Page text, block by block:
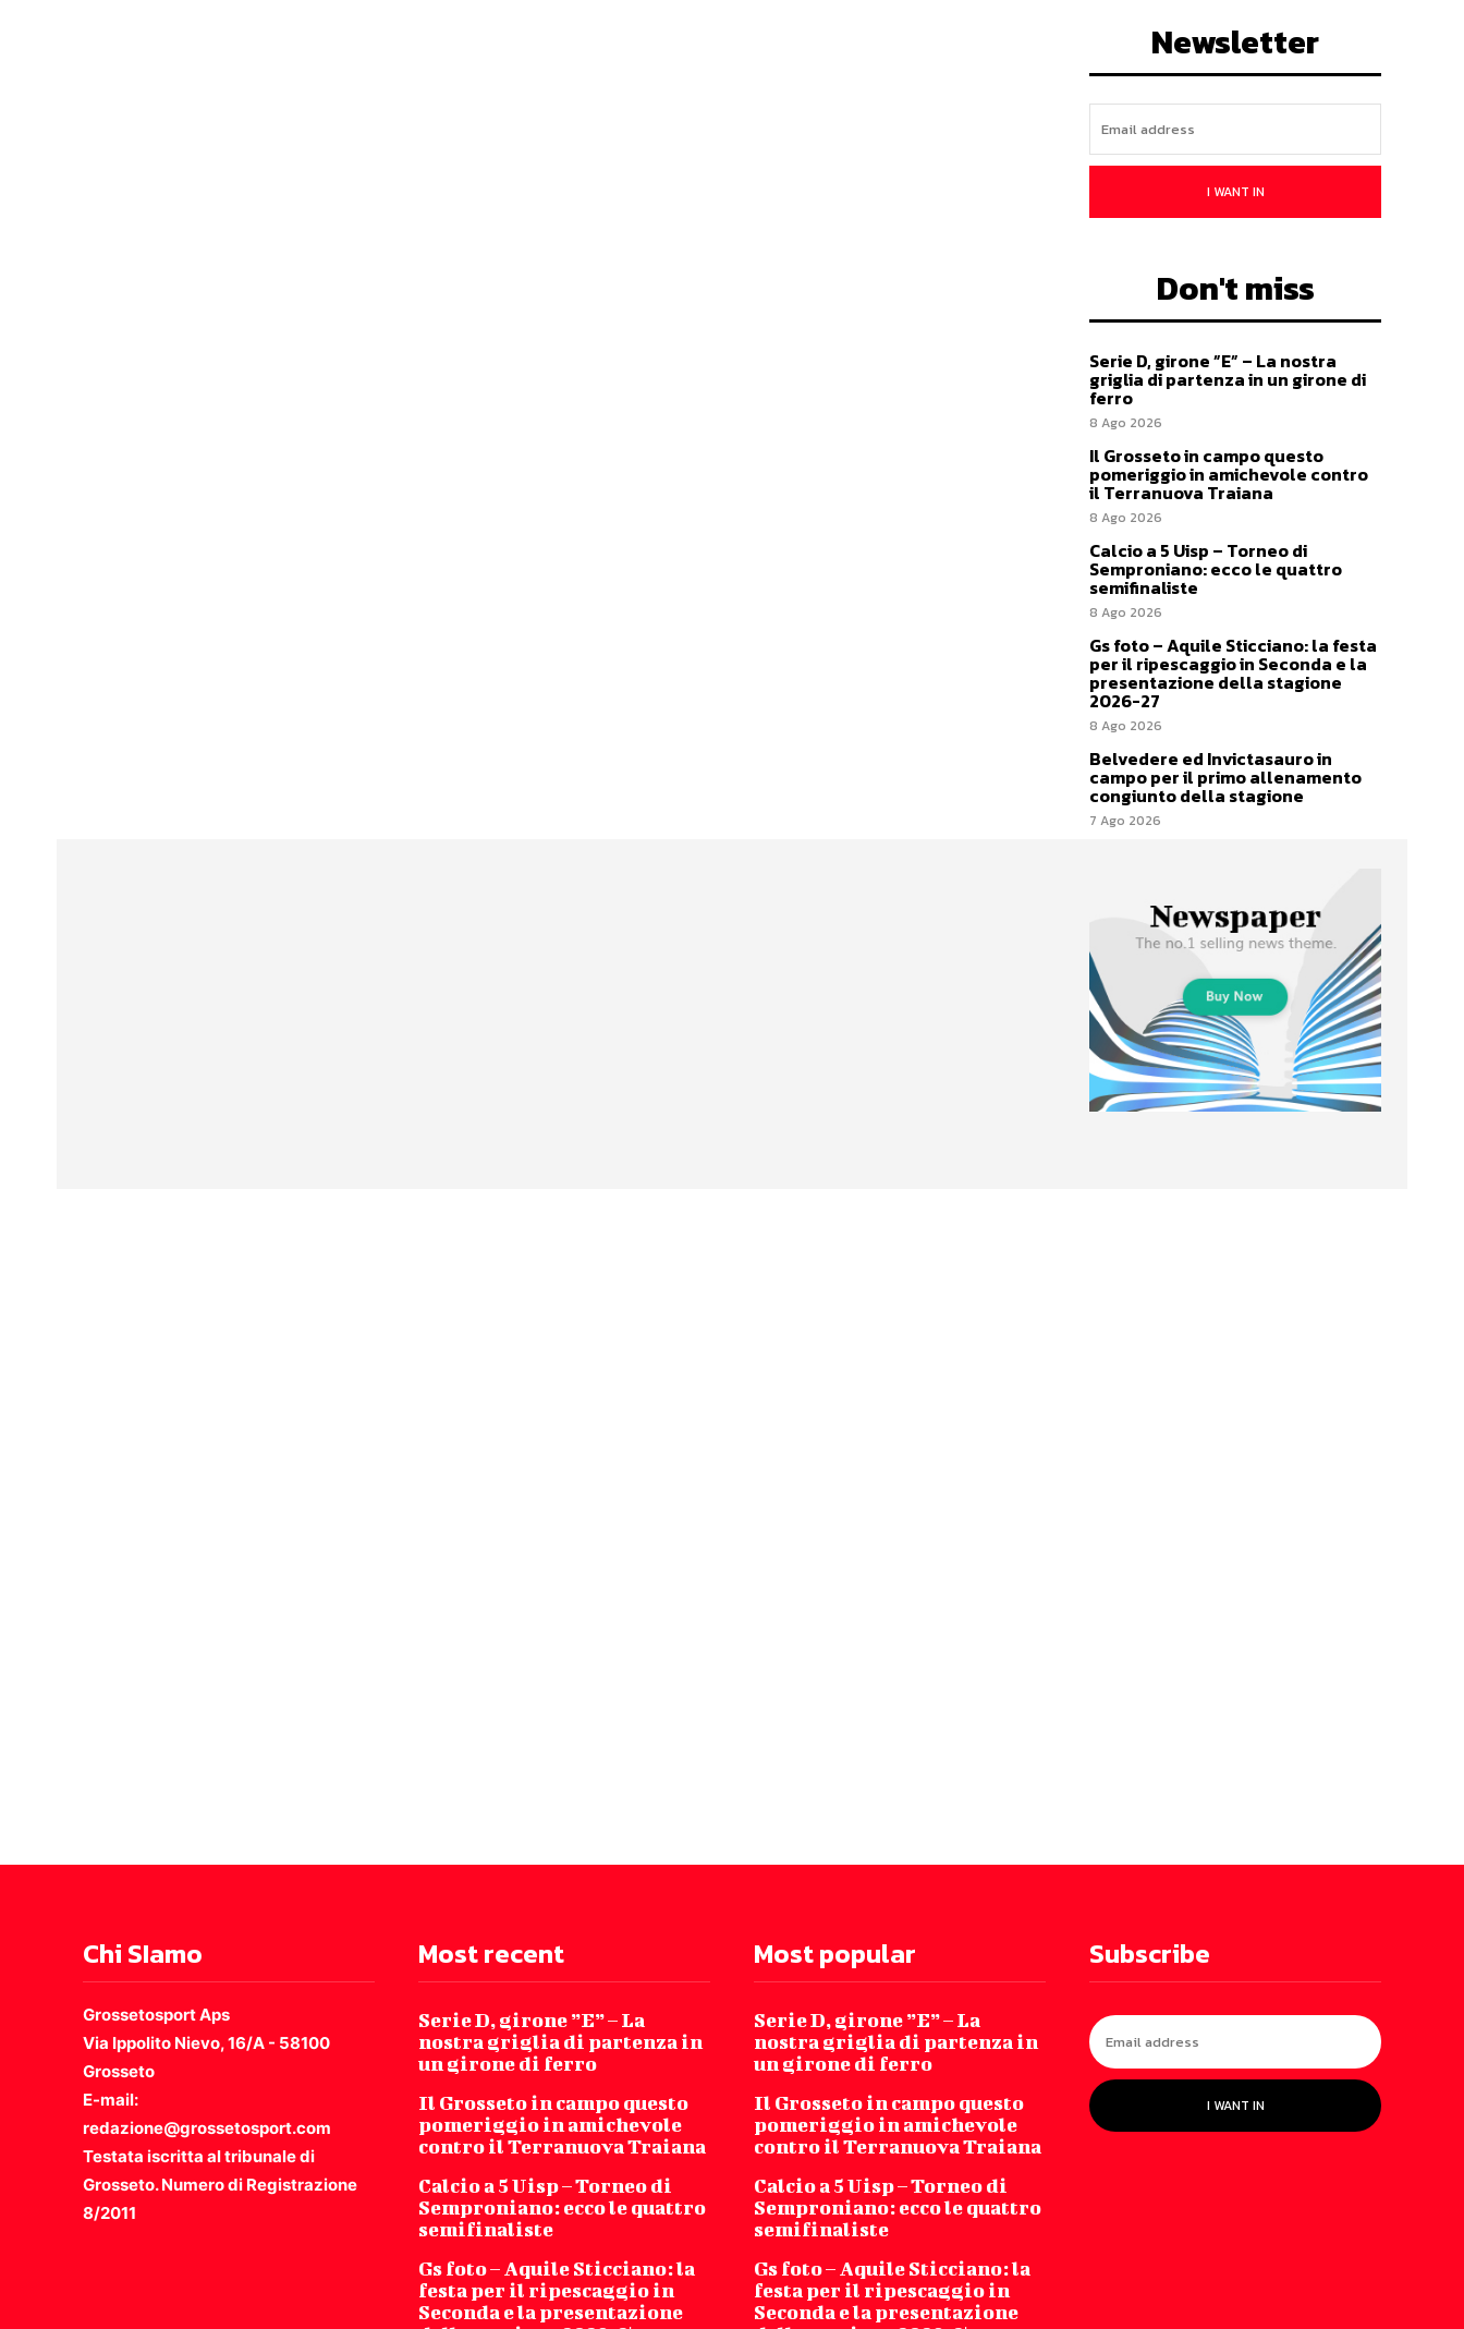
Newsletter
I WANT IN
Don't miss
Serie D, girone ”E” – La nostra
griglia di partenza in un girone di
ferro
8 Ago 2026
Il Grosseto in campo questo
pomeriggio in amichevole contro
il Terranuova Traiana
8 Ago 2026
Calcio a 5 Uisp – Torneo di
Semproniano: ecco le quattro
semifinaliste
8 Ago 2026
Gs foto – Aquile Sticciano: la festa
per il ripescaggio in Seconda e la
presentazione della stagione
2026-27
8 Ago 2026
Belvedere ed Invictasauro in
campo per il primo allenamento
congiunto della stagione
7 Ago 2026
Chi SIamo
Grossetosport Aps
Via Ippolito Nievo, 16/A - 58100
Grosseto
E-mail:
redazione@grossetosport.com
Testata iscritta al tribunale di
Grosseto. Numero di Registrazione
8/2011
Most recent
Serie D, girone ”E” – La
nostra griglia di partenza in
un girone di ferro
Il Grosseto in campo questo
pomeriggio in amichevole
contro il Terranuova Traiana
Calcio a 5 Uisp – Torneo di
Semproniano: ecco le quattro
semifinaliste
Gs foto – Aquile Sticciano: la
festa per il ripescaggio in
Seconda e la presentazione
Most popular
Serie D, girone ”E” – La
nostra griglia di partenza in
un girone di ferro
Il Grosseto in campo questo
pomeriggio in amichevole
contro il Terranuova Traiana
Calcio a 5 Uisp – Torneo di
Semproniano: ecco le quattro
semifinaliste
Gs foto – Aquile Sticciano: la
festa per il ripescaggio in
Seconda e la presentazione
Subscribe
I WANT IN